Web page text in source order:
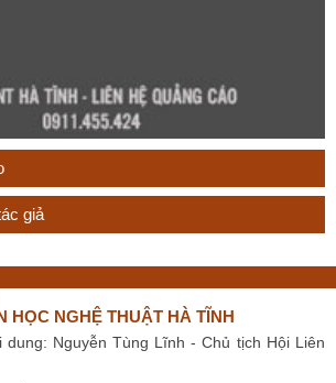
giả
HỌC NGHỆ THUẬT HÀ TĨNH
dung: Nguyễn Tùng Lĩnh - Chủ tịch Hội Liên